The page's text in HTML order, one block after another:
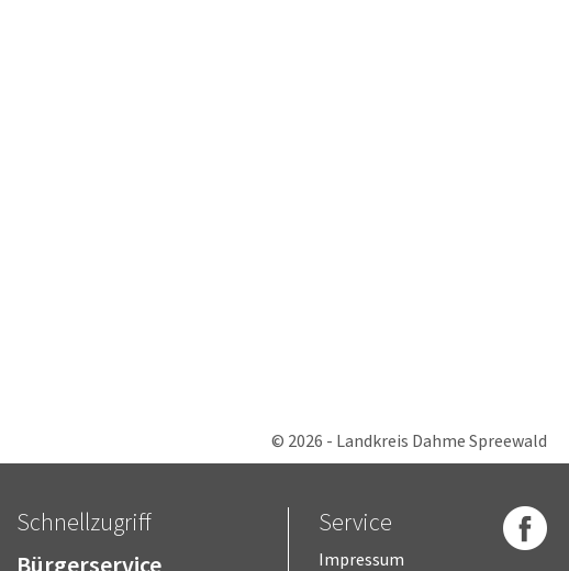
© 2026 - Landkreis Dahme Spreewald
Schnellzugriff
Service
Impressum